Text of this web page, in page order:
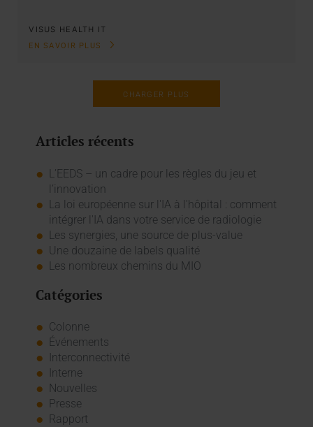
VISUS HEALTH IT
EN SAVOIR PLUS
CHARGER PLUS
Articles récents
L’EEDS – un cadre pour les règles du jeu et
l’innovation
La loi européenne sur l'IA à l'hôpital : comment
intégrer l'IA dans votre service de radiologie
Les synergies, une source de plus-value
Une douzaine de labels qualité
Les nombreux chemins du MIO
Catégories
Colonne
Événements
Interconnectivité
Interne
Nouvelles
Presse
Rapport